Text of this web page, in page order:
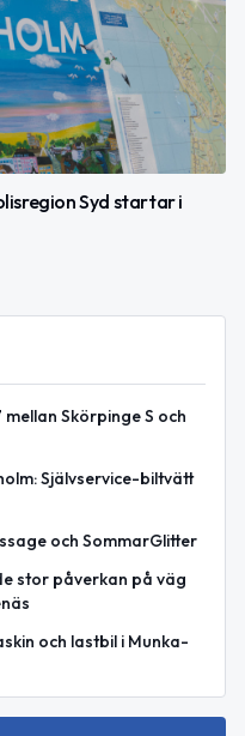
Syd startar i
Skörpinge S och
Självservice-biltvätt
och SommarGlitter
stor påverkan på väg
och lastbil i Munka-